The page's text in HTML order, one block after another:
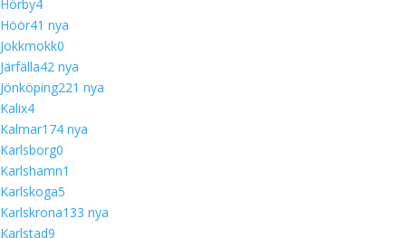
Hörby4
Höör41 nya
Jokkmokk0
Järfälla42 nya
Jönköping221 nya
Kalix4
Kalmar174 nya
Karlsborg0
Karlshamn1
Karlskoga5
Karlskrona133 nya
Karlstad9